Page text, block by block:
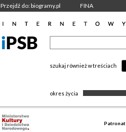
Przejdź do: biogramy.pl FINA
szukaj również w treściach
okres życia
Patronat